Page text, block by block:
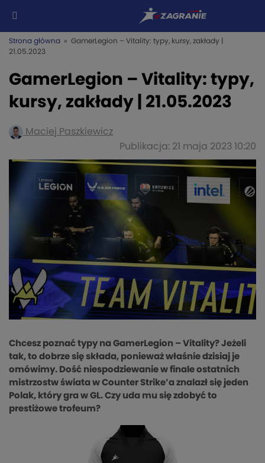
Strona główna » GamerLegion – Vitality: typy, kursy, zakłady |
21.05.2023
GamerLegion – Vitality: typy,
kursy, zakłady | 21.05.2023
Maciej Paszkiewicz
Publikacja: 21 maja 2023 10:20
Chcesz poznać typy na GamerLegion – Vitality? Jeżeli
tak, to dobrze się składa, ponieważ właśnie dzisiaj je
omówimy. Dość niespodziewanie w finale ostatnich
mistrzostw świata w Counter Strike’a znalazł się jeden
Polak, który gra w GL. Czy uda mu się zdobyć to
prestiżowe trofeum?